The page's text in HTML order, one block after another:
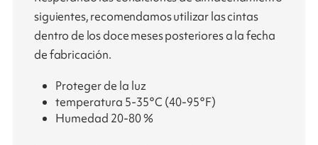
siguientes, recomendamos utilizar las cintas
dentro de los doce meses posteriores a la fecha
de fabricación.
Proteger de la luz
temperatura 5-35°C (40-95°F)
Humedad 20-80 %